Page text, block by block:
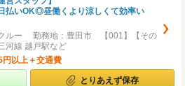
払いOK◎昼働くより涼しくて効率い
ルー 勤務地：豊田市 【001】【その
河線 越戸駅など
以上＋交通費
とりあえず保存